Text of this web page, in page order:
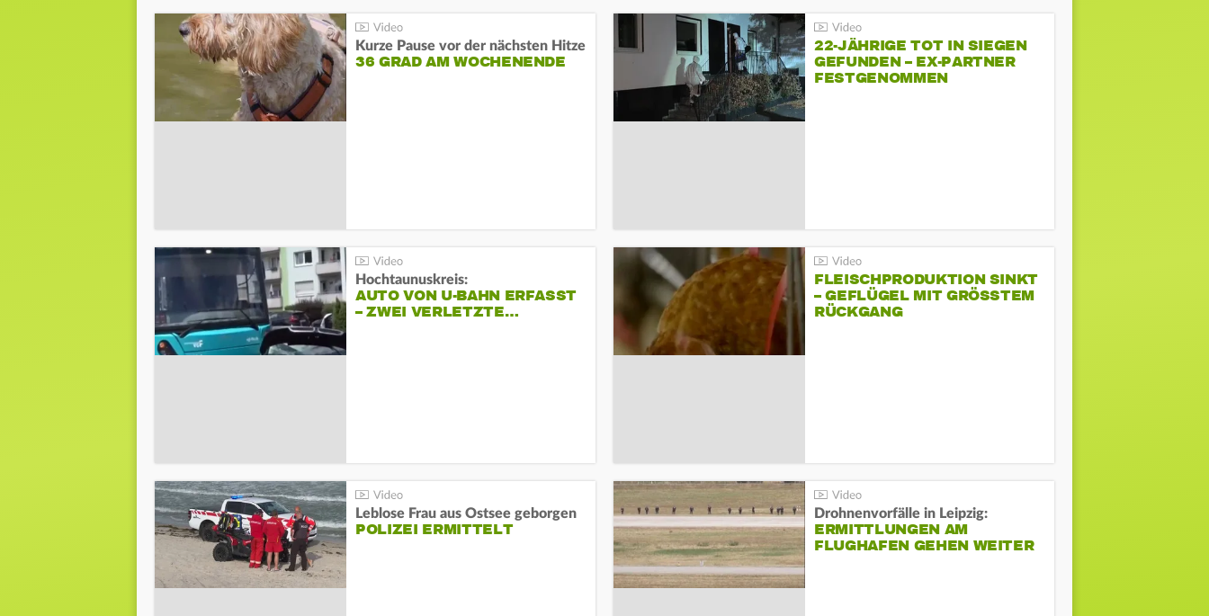
Kurze Pause vor der nächsten Hitze
36 GRAD AM WOCHENENDE
22-JÄHRIGE TOT IN SIEGEN
GEFUNDEN – EX-PARTNER
FESTGENOMMEN
Hochtaunuskreis:
AUTO VON U-BAHN ERFASST
– ZWEI VERLETZTE…
FLEISCHPRODUKTION SINKT
– GEFLÜGEL MIT GRÖSSTEM R
ÜCKGANG
Leblose Frau aus Ostsee geborgen
POLIZEI ERMITTELT
Drohnenvorfälle in Leipzig:
ERMITTLUNGEN AM
FLUGHAFEN GEHEN WEITER